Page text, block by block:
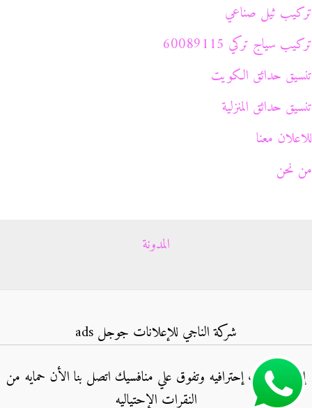
تركيب ثيل صناعي
تركيب سياج تركي 60089115
تنسيق حدائق الكويت
تنسيق حدائق المنزلية
للاعلان معنا
من نحن
المدونة
شركة الناجي للإعلانات جوجل ads
إنشاء حملات إحترافيه وتفوق علي منافسيك اتصل بنا الأن حمايه من
النقرات الإحتياليه